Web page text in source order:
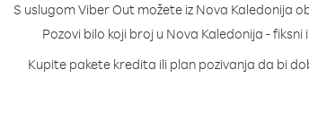
S uslugom Viber Out možete iz Nova Kaledonija
Pozovi bilo koji broj u Nova Kaledonija -
Kupite pakete kredita ili plan pozivanja da bi